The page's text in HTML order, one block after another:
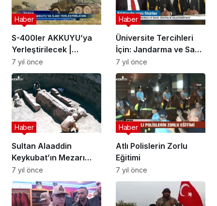
S-400ler AKKUYU’ya
Yerleştirilecek |
Mersin’e tersane
kurulacak
Haber
7 yıl önce
Üniversite Tercihleri
İçin: Jandarma ve Sahil
Güvenlik Akademisi
Haber
7 yıl önce
Sultan Alaaddin
Keykubat’ın Mezarı
Bulundu
Haber
7 yıl önce
Atlı Polislerin Zorlu
Eğitimi
Haber
7 yıl önce